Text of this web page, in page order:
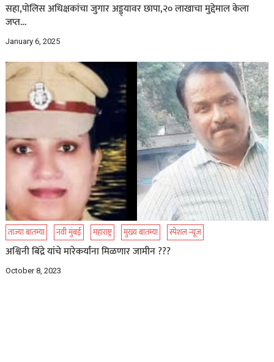
सहा,पोलिस अधिक्षकांचा जुगार अड्ड्यावर छापा,२० लाखाचा मुद्देमाल केला
जप्त…
January 6, 2025
ताज्या बातम्या नवी मुंबई महाराष्ट्र मुख्य बातम्या स्पेशल न्यूज
अश्विनी बिंद्रे यांचे मारेकर्यांना मिळणार जामीन ???
October 8, 2023